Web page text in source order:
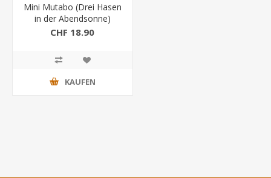
Mini Mutabo (Drei Hasen
in der Abendsonne)
CHF 18.90
KAUFEN